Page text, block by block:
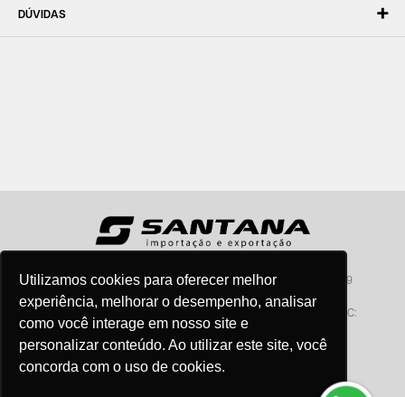
Utilizamos cookies para oferecer melhor
experiência, melhorar o desempenho, analisar
como você interage em nosso site e
personalizar conteúdo. Ao utilizar este site, você
concorda com o uso de cookies.
DÚVIDAS
Santana - Importação e Exportação - CNPJ:57.464.653/0001-49
Atendimento por telefone: dias úteis, das 08:15hs às 18:00hs
SAC:
sac@santanaimport.com.br